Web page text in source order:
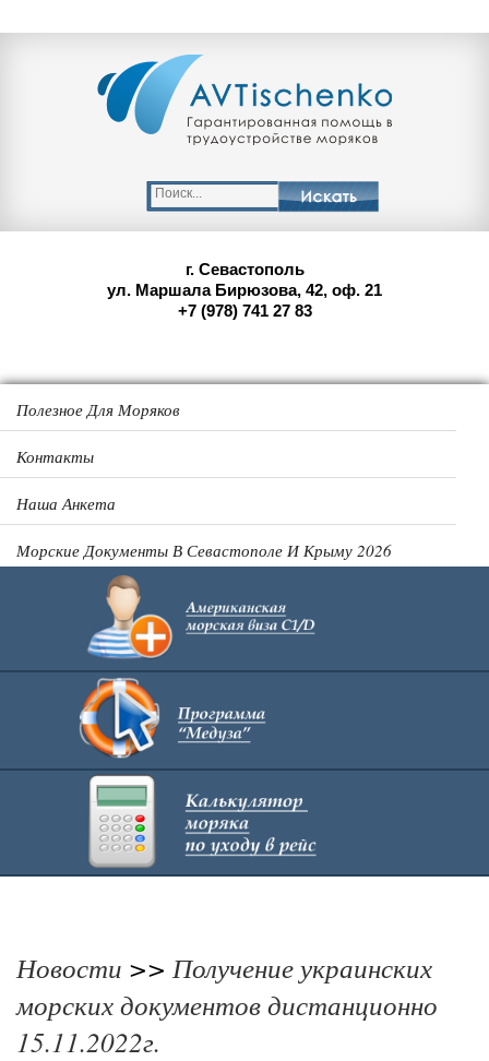
г. Севастополь
ул. Маршала Бирюзова, 42, оф. 21
+7 (978) 741 27 83
Полезное Для Моряков
Контакты
Наша Анкета
Морские Документы В Севастополе И Крыму 2026
Новости >> Получение украинских
морских документов дистанционно
15.11.2022г.